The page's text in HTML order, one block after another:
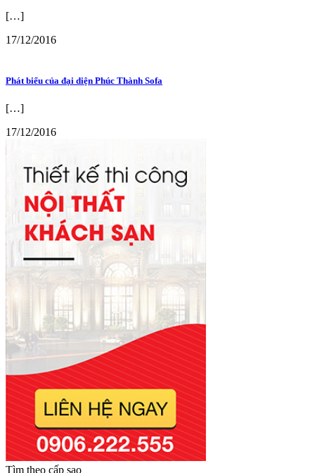
[…]
17/12/2016
Phát biểu của đại diện Phúc Thành Sofa
[…]
17/12/2016
Tìm theo cấp sao